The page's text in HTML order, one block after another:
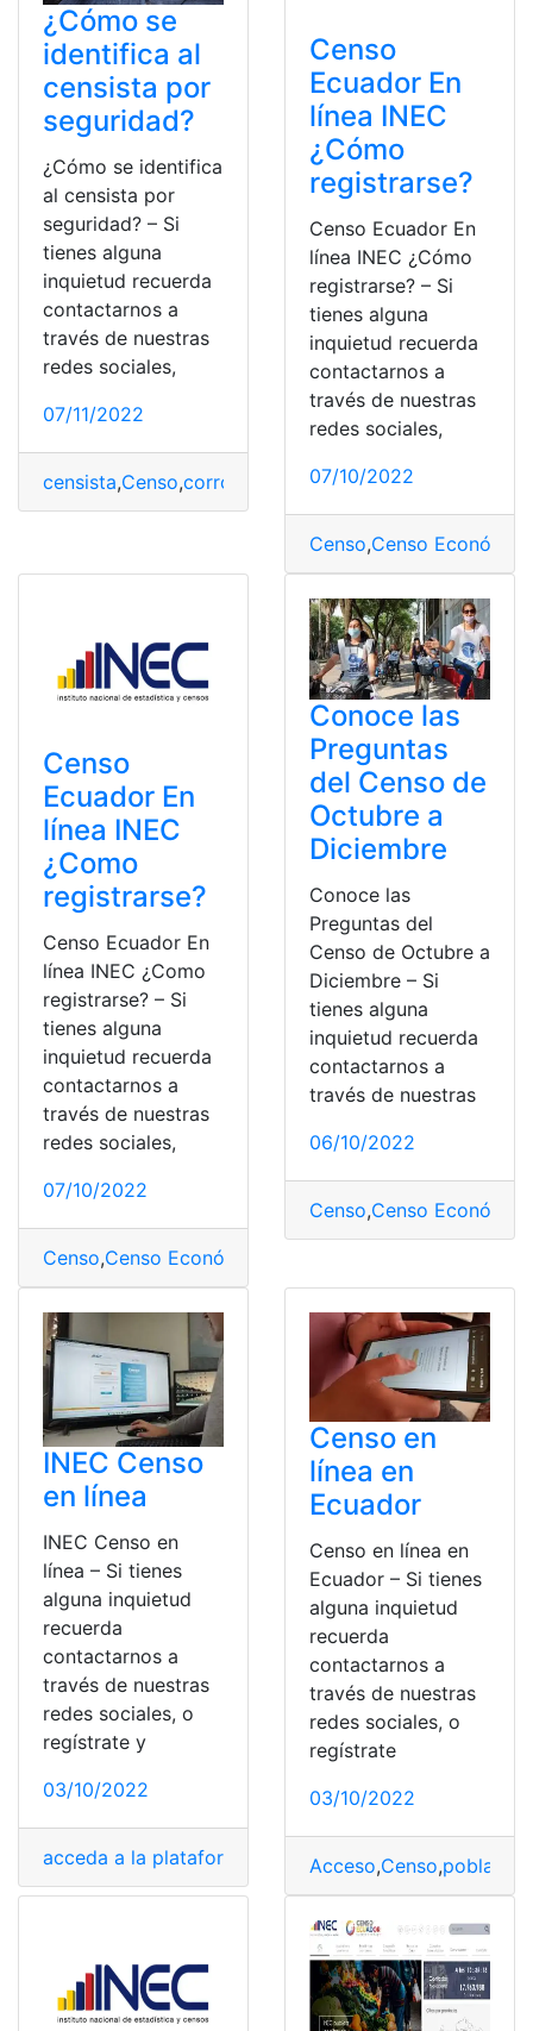
¿Cómo se
identifica al
censista por
seguridad?
¿Cómo se identifica
al censista por
seguridad? – Si
tienes alguna
inquietud recuerda
contactarnos a
través de nuestras
redes sociales,
07/11/2022
censista,Censo,corroborar INEC,Seguridad
Censo
Ecuador En
línea INEC
¿Cómo
registrarse?
Censo Ecuador En
línea INEC ¿Cómo
registrarse? – Si
tienes alguna
inquietud recuerda
contactarnos a
través de nuestras
redes sociales,
07/10/2022
Censo,Censo
Censo
Ecuador En
línea INEC
¿Como
registrarse?
Censo Ecuador En
línea INEC ¿Como
registrarse? – Si
tienes alguna
inquietud recuerda
contactarnos a
través de nuestras
redes sociales,
07/10/2022
Censo,Censo Económico Nacional
Conoce las
Preguntas
del Censo de
Octubre a
Diciembre
Conoce las
Preguntas del
Censo de Octubre a
Diciembre – Si
tienes alguna
inquietud recuerda
contactarnos a
través de nuestras
06/10/2022
Censo,Censo
INEC Censo
en línea
INEC Censo en
línea – Si tienes
alguna inquietud
recuerda
contactarnos a
través de nuestras
redes sociales, o
regístrate y
03/10/2022
acceda a la plataforma Acceder,Censo,Identidad,
Censo en
línea en
Ecuador
Censo en línea en
Ecuador – Si tienes
alguna inquietud
recuerda
contactarnos a
través de nuestras
redes sociales, o
regístrate
03/10/2022
Acceso,Censo,población